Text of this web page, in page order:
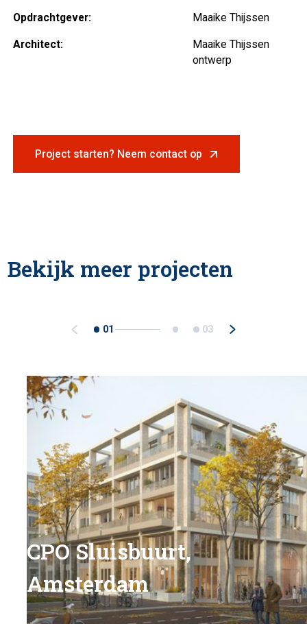
Opdrachtgever: Maaike Thijssen
Architect:
Maaike Thijssen
ontwerp
Project starten? Neem contact op
Bekijk meer projecten
01 03
CPO Sluisbuurt,
Amsterdam